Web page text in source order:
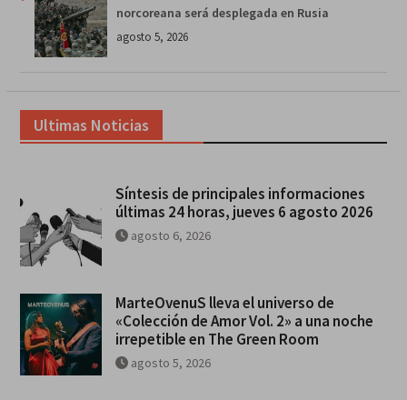
norcoreana será desplegada en Rusia
agosto 5, 2026
Ultimas Noticias
Síntesis de principales informaciones
últimas 24 horas, jueves 6 agosto 2026
agosto 6, 2026
MarteOvenuS lleva el universo de
«Colección de Amor Vol. 2» a una noche
irrepetible en The Green Room
agosto 5, 2026